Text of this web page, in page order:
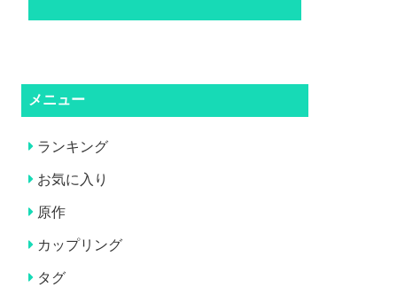
メニュー
ランキング
お気に入り
原作
カップリング
タグ